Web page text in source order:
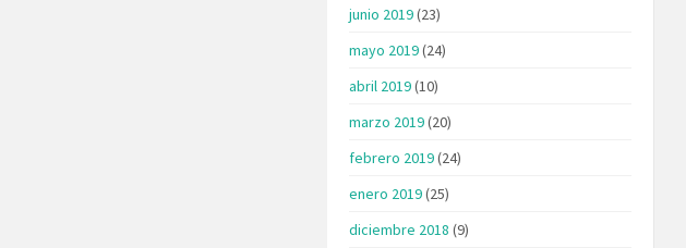
junio 2019(23)
mayo 2019(24)
abril 2019(10)
marzo 2019(20)
febrero 2019(24)
enero 2019(25)
diciembre 2018 (9)